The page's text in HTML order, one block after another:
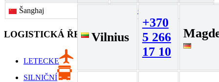
Vilnius
+370
5 266
17 10
Šanghaj +86 21 604 00 578
LOGISTICKÁ ŘEŠENÍ
LETECKE
SILNIČNÍ